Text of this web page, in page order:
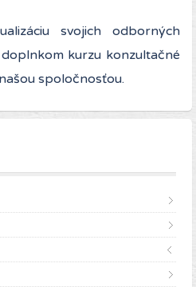
svojich odborných
kurzu konzultačné
spoločnosťou.